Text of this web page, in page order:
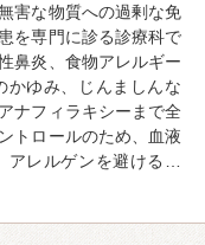
害な物質への過剰な免
を専門に診る診療科で
鼻炎、食物アレルギー
かゆみ、じんましんな
ナフィラキシーまで全
トロールのため、血液
アレルゲンを避ける…